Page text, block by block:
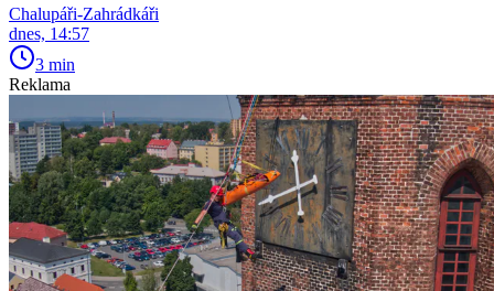
Chalupáři-Zahrádkáři
dnes, 14:57
3 min
Reklama